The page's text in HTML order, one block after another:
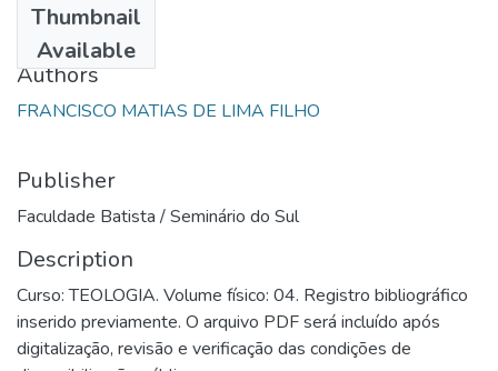
Thumbnail
Available
1985
Authors
FRANCISCO MATIAS DE LIMA FILHO
Publisher
Faculdade Batista / Seminário do Sul
Description
Curso: TEOLOGIA. Volume físico: 04. Registro bibliográfico
inserido previamente. O arquivo PDF será incluído após
digitalização, revisão e verificação das condições de